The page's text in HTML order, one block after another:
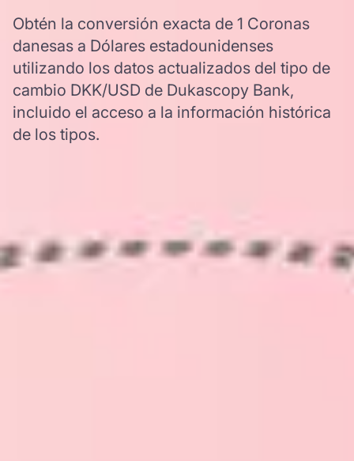
Obtén la conversión exacta de 1 Coronas
danesas a Dólares estadounidenses
utilizando los datos actualizados del tipo de
cambio DKK/USD de Dukascopy Bank,
incluido el acceso a la información histórica
de los tipos.